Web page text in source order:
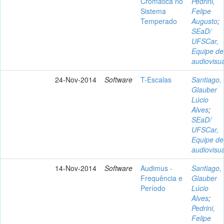
Sistema
Temperado
Felipe
Augusto;
SEaD/
UFSCar,
Equipe de
24-Nov-2014
Software T-Escalas
Santiago,
Glauber
Lúcio
Alves;
SEaD/
UFSCar,
Equipe de
14-Nov-2014
Software
Audimus -
Frequência e
Período
Santiago,
Glauber
Lúcio
Alves;
Pedrini,
Felipe